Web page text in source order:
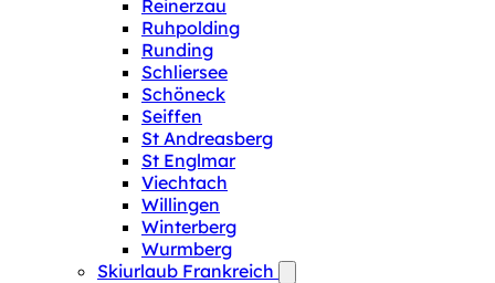
Reinerzau
Ruhpolding
Runding
Schliersee
Schöneck
Seiffen
St Andreasberg
St Englmar
Viechtach
Willingen
Winterberg
Wurmberg
Skiurlaub Frankreich